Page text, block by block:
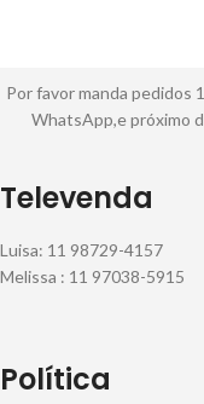
Por favor manda pedidos
WhatsApp,e próximo
Televenda
Luisa: 11 98729-4157
Melissa : 11 97038-5915
Política